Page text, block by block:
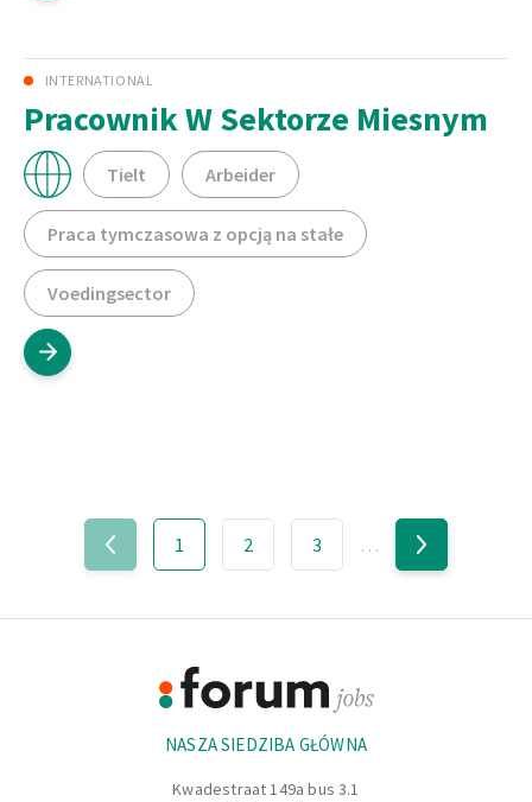
INTERNATIONAL
Pracownik W Sektorze Miesnym
Tielt Arbeider
Praca tymczasowa z opcją na stałe
Voedingsector
1 2 3 …
NASZA SIEDZIBA GŁÓWNA
Kwadestraat 149a bus 3.1